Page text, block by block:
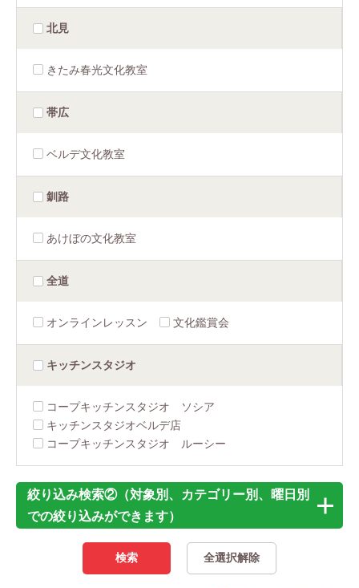
北見
きたみ春光文化教室
帯広
ベルデ文化教室
釧路
あけぼの文化教室
全道
オンラインレッスン 文化鑑賞会
キッチンスタジオ
コープキッチンスタジオ ソシア
キッチンスタジオベルデ店
コープキッチンスタジオ ルーシー
絞り込み検索②（対象別、カテゴリー別、曜日別
での絞り込みができます）